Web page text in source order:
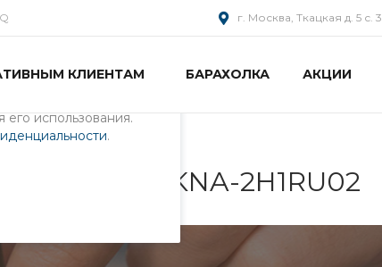
и
использования.
.
г. Москва, Ткацкая д. 5 с. 3
КЛИЕНТАМ БАРАХОЛКА АКЦИИ
0KNA-2H1RU02